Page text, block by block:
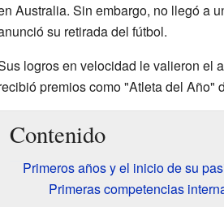
Australia. Sin embargo, no llegó a
su retirada del fútbol.
logros en velocidad le valieron el
premios como "Atleta del Año"
Contenido
Primeros años y el inicio de su
Primeras competencias